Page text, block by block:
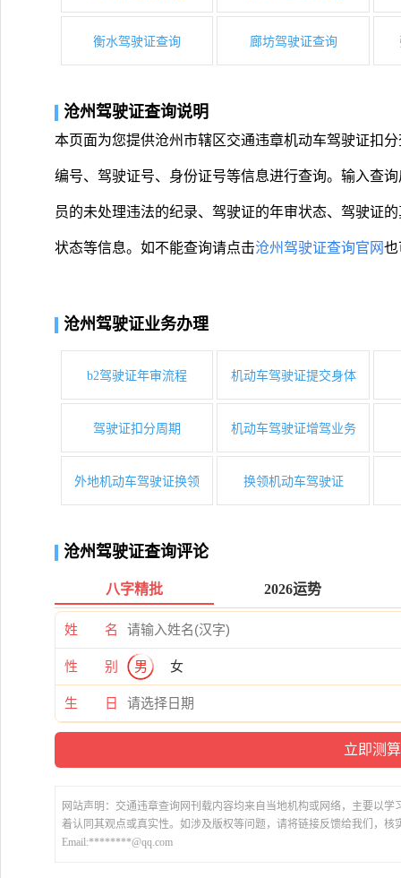
衡水驾驶证查询 廊坊驾驶证查询
沧州驾驶证查询说明
本页面为您提供沧州市辖区交通违章机动车驾驶证扣
编号、驾驶证号、身份证号等信息进行查询。输入查
员的未处理违法的纪录、驾驶证的年审状态、驾驶证
状态等信息。如不能查询请点击沧州驾驶证查询官网也
沧州驾驶证业务办理
b2驾驶证年审流程 机动车驾驶证提交身体
驾驶证扣分周期 机动车驾驶证增驾业务
外地机动车驾驶证换领 换领机动车驾驶证
沧州驾驶证查询评论
八字精批 2026运势
姓 名
性 别 男 女
生 日
网站声明：交通违章查询网刊载内容均来自当地机构或网络，主要以
着认同其观点或真实性。如涉及版权等问题，请将链接反馈给我们，核
Email:********@qq.com